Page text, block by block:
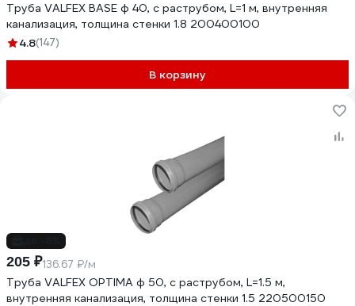
Труба VALFEX BASE ф 40, с раструбом, L=1 м, внутренняя
канализация, толщина стенки 1.8 200400100
4.8(147)
В корзину
205 ₽136.67 ₽/м
Труба VALFEX OPTIMA ф 50, с раструбом, L=1.5 м,
внутренняя канализация, толщина стенки 1.5 220500150